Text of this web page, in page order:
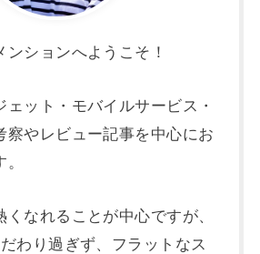
ンションへようこそ！
ェット・モバイルサービス・
察やレビュー記事を中心にお
なれることが中心ですが、
わり過ぎず、フラットなス